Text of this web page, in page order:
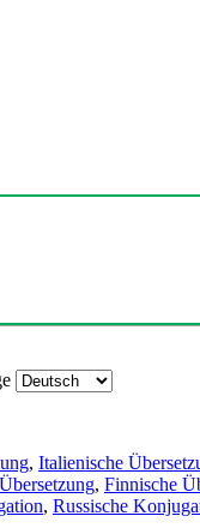
, Italienische
, Finnische
, Russische